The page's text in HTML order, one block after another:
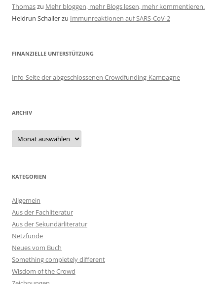
Thomaszu Mehr bloggen, mehr Blogs lesen, mehr kommentieren.
Heidrun Schallerzu Immunreaktionen auf SARS-CoV-2
FINANZIELLE UNTERSTÜTZUNG
Info-Seite der abgeschlossenen Crowdfunding-Kampagne
ARCHIV
Archiv
KATEGORIEN
Allgemein
Aus der Fachliteratur
Aus der Sekundärliteratur
Netzfunde
Neues vom Buch
Something completely different
Wisdom of the Crowd